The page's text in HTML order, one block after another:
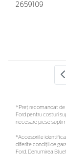
2659109
*Preţ recomandat de
Ford pentru costuri
necesare piese
*Accesoriile
diferite condiții de
Ford. Denumirea